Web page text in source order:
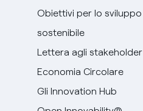
Obiettivi per lo sviluppo
sostenibile
Lettera agli stakeholder
Economia Circolare
Gli Innovation Hub